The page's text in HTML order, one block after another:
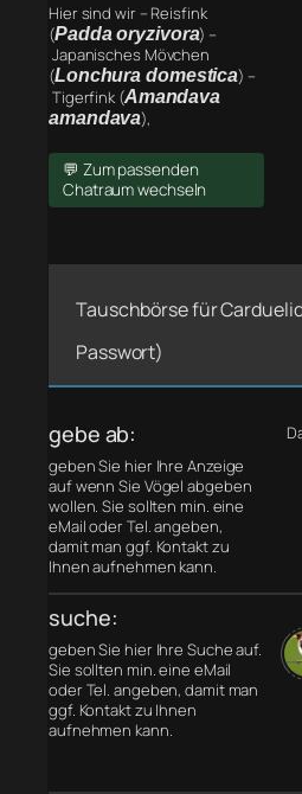
Hier sind wir – Reisfink
(Padda oryzivora) –
Japanisches Mövchen
(Lonchura domestica) –
Tigerfink (Amandava
amandava),
💬 Zum passenden
Chatraum wechseln
Tauschbörse für
Passwort)
gebe ab:
geben Sie hier Ihre Anzeige
auf wenn Sie Vögel abgeben
wollen. Sie sollten min. eine
eMail oder Tel. angeben,
damit man ggf. Kontakt zu
Ihnen aufnehmen kann.
suche:
geben Sie hier Ihre Suche auf.
Sie sollten min. eine eMail
oder Tel. angeben, damit man
ggf. Kontakt zu Ihnen
aufnehmen kann.